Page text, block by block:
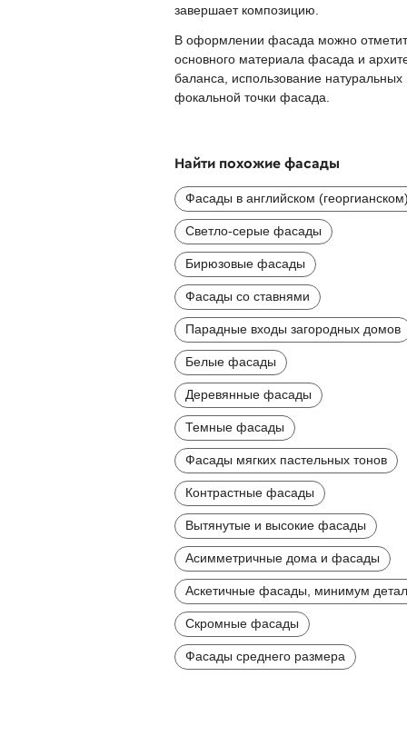
завершает композицию.
В оформлении фасада можно
основного материала фасада и
баланса, использование
фокальной точки фасада.
Найти похожие фасады
Фасады в английском
Светло-серые фасады
Бирюзовые фасады
Фасады со ставнями
Парадные входы загородных домов
Белые фасады
Деревянные фасады
Темные фасады
Фасады мягких пастельных тонов
Контрастные фасады
Вытянутые и высокие фасады
Асимметричные дома и фасады
Аскетичные фасады, минимум
Скромные фасады
Фасады среднего размера